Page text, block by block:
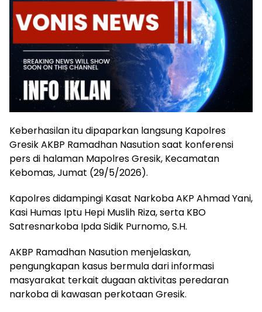
Keberhasilan itu dipaparkan langsung Kapolres
Gresik AKBP Ramadhan Nasution saat konferensi
pers di halaman Mapolres Gresik, Kecamatan
Kebomas, Jumat (29/5/2026).
Kapolres didampingi Kasat Narkoba AKP Ahmad Yani,
Kasi Humas Iptu Hepi Muslih Riza, serta KBO
Satresnarkoba Ipda Sidik Purnomo, S.H.
AKBP Ramadhan Nasution menjelaskan,
pengungkapan kasus bermula dari informasi
masyarakat terkait dugaan aktivitas peredaran
narkoba di kawasan perkotaan Gresik.